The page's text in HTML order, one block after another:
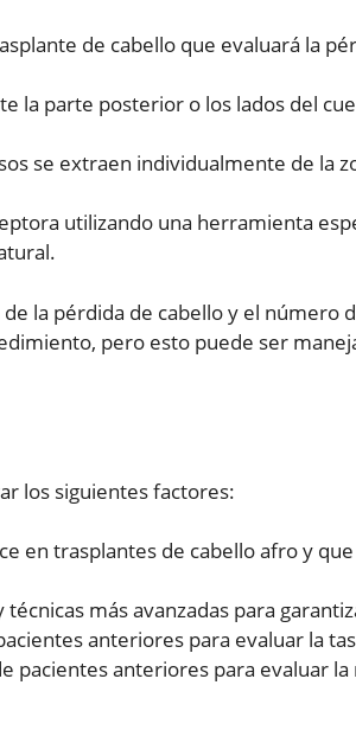
de cabello que evaluará la
la parte posterior o los lados del
se extraen individualmente de la
utilizando una herramienta
la pérdida de cabello y el número
pero esto puede ser
los siguientes factores:
en trasplantes de cabello afro y
más avanzadas para
anteriores para evaluar la
pacientes anteriores para evaluar la